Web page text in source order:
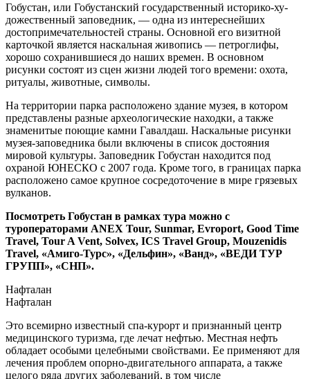
Гобустан, или Гобустанский государственный исто­ри­ко-ху­
дожественный заповедник, — одна из интереснейших
достопримечательностей страны. Основной его визитной
карточкой является наскальная живопись — петроглифы,
хорошо сохранившиеся до наших времен. В основном
рисунки состоят из сцен жизни людей того времени: охота,
ритуалы, животные, символы.
На территории парка расположено здание музея, в котором
представлены разные археологические находки, а также
знаменитые поющие камни Гавалдаш. Наскальные рисунки
музея-заповедника были включены в список достояния
мировой культуры. Заповедник Гобустан находится под
охраной ЮНЕСКО с 2007 года. Кроме того, в границах парка
расположено самое крупное сосредоточение в мире грязевых
вулканов.
Посмотреть Гобустан в рамках тура можно с
туроператорами ANEX Tour, Sunmar, Evroport, Good Time
Travel, Tour A Vent, Solvex, ICS Travel Group, Mouzenidis
Travel, «Амиго-Турс», «Дельфин», «Ванд», «ВЕДИ ТУР
ГРУПП», «СНП».
Нафталан
Нафталан
Это всемирно известный спа-курорт и признанный центр
медицинского туризма, где лечат нефтью. Местная нефть
обладает особыми целебными свойствами. Ее применяют для
лечения проблем опорно-двигательного аппарата, а также
целого ряда других заболеваний, в том числе